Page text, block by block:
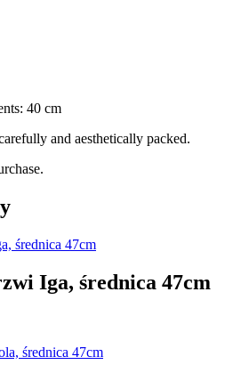
40 cm
and aesthetically packed.
Iga, średnica 47cm